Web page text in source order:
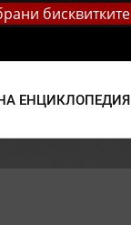
бисквитките
ЕНЦИКЛОПЕДИЯ